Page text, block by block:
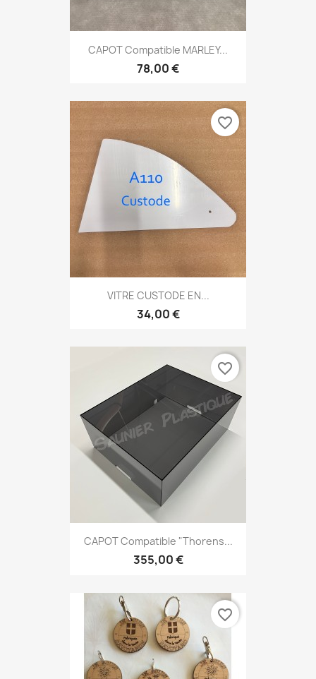
CAPOT Compatible MARLEY...
78,00 €
VITRE CUSTODE EN...
34,00 €
favorite_border
CAPOT Compatible "Thorens...
355,00 €
favorite_border
favorite_border